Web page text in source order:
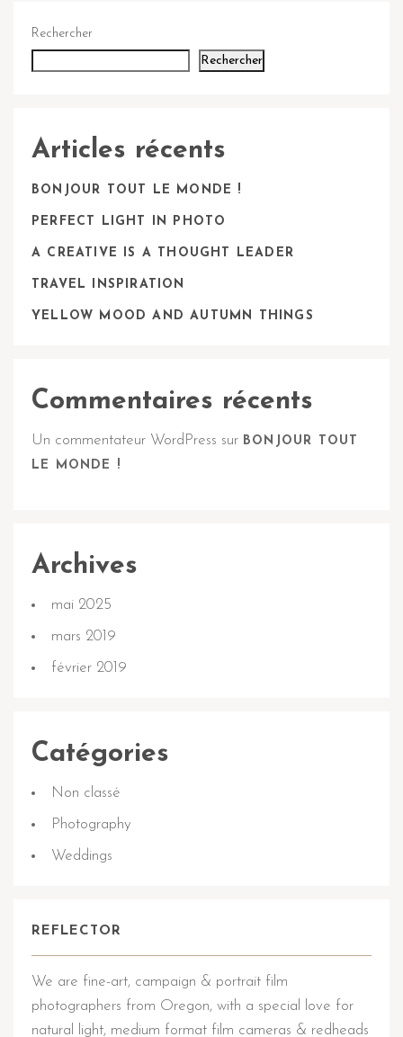
Rechercher
Rechercher
Articles récents
BONJOUR TOUT LE MONDE !
PERFECT LIGHT IN PHOTO
A CREATIVE IS A THOUGHT LEADER
TRAVEL INSPIRATION
YELLOW MOOD AND AUTUMN THINGS
Commentaires récents
Un commentateur WordPress sur BONJOUR TOUT
LE MONDE !
Archives
mai 2025
mars 2019
février 2019
Catégories
Non classé
Photography
Weddings
REFLECTOR
We are fine-art, campaign & portrait film
photographers from Oregon, with a special love for
natural light, medium format film cameras & redheads